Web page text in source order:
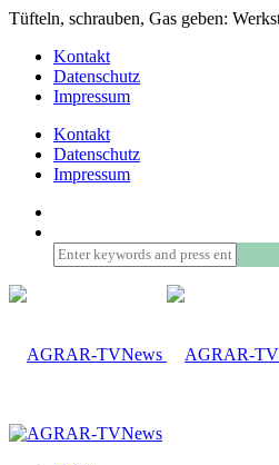
Tüfteln, schrauben, Gas geben:
Kontakt
Datenschutz
Impressum
Kontakt
Datenschutz
Impressum